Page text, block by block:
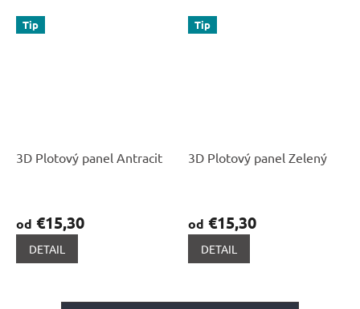
Tip
3D Plotový panel Antracit
od €15,30
DETAIL
Tip
3D Plotový panel Zelený
od €15,30
DETAIL